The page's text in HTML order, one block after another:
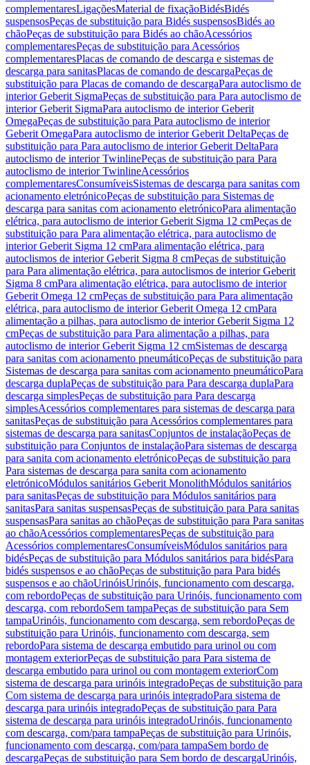
complementaresLigaçõesMaterial de fixaçãoBidésBidés
suspensosPeças de substituição para Bidés suspensosBidés ao
chãoPeças de substituição para Bidés ao chãoAcessórios
complementaresPeças de substituição para Acessórios
complementaresPlacas de comando de descarga e sistemas de
descarga para sanitasPlacas de comando de descargaPeças de
substituição para Placas de comando de descargaPara autoclismo de
interior Geberit SigmaPeças de substituição para Para autoclismo de
interior Geberit SigmaPara autoclismo de interior Geberit
OmegaPeças de substituição para Para autoclismo de interior
Geberit OmegaPara autoclismo de interior Geberit DeltaPeças de
substituição para Para autoclismo de interior Geberit DeltaPara
autoclismo de interior TwinlinePeças de substituição para Para
autoclismo de interior TwinlineAcessórios
complementaresConsumíveisSistemas de descarga para sanitas com
acionamento eletrónicoPeças de substituição para Sistemas de
descarga para sanitas com acionamento eletrónicoPara alimentação
elétrica, para autoclismo de interior Geberit Sigma 12 cmPeças de
substituição para Para alimentação elétrica, para autoclismo de
interior Geberit Sigma 12 cmPara alimentação elétrica, para
autoclismos de interior Geberit Sigma 8 cmPeças de substituição
para Para alimentação elétrica, para autoclismos de interior Geberit
Sigma 8 cmPara alimentação elétrica, para autoclismo de interior
Geberit Omega 12 cmPeças de substituição para Para alimentação
elétrica, para autoclismo de interior Geberit Omega 12 cmPara
alimentação a pilhas, para autoclismo de interior Geberit Sigma 12
cmPeças de substituição para Para alimentação a pilhas, para
autoclismo de interior Geberit Sigma 12 cmSistemas de descarga
para sanitas com acionamento pneumáticoPeças de substituição para
Sistemas de descarga para sanitas com acionamento pneumáticoPara
descarga duplaPeças de substituição para Para descarga duplaPara
descarga simplesPeças de substituição para Para descarga
simplesAcessórios complementares para sistemas de descarga para
sanitasPeças de substituição para Acessórios complementares para
sistemas de descarga para sanitasConjuntos de instalaçãoPeças de
substituição para Conjuntos de instalaçãoPara sistemas de descarga
para sanita com acionamento eletrónicoPeças de substituição para
Para sistemas de descarga para sanita com acionamento
eletrónicoMódulos sanitários Geberit MonolithMódulos sanitários
para sanitasPeças de substituição para Módulos sanitários para
sanitasPara sanitas suspensasPeças de substituição para Para sanitas
suspensasPara sanitas ao chãoPeças de substituição para Para sanitas
ao chãoAcessórios complementaresPeças de substituição para
Acessórios complementaresConsumíveisMódulos sanitários para
bidésPeças de substituição para Módulos sanitários para bidésPara
bidés suspensos e ao chãoPeças de substituição para Para bidés
suspensos e ao chãoUrinóisUrinóis, funcionamento com descarga,
com rebordoPeças de substituição para Urinóis, funcionamento com
descarga, com rebordoSem tampaPeças de substituição para Sem
tampaUrinóis, funcionamento com descarga, sem rebordoPeças de
substituição para Urinóis, funcionamento com descarga, sem
rebordoPara sistema de descarga embutido para urinol ou com
montagem exteriorPeças de substituição para Para sistema de
descarga embutido para urinol ou com montagem exteriorCom
sistema de descarga para urinóis integradoPeças de substituição para
Com sistema de descarga para urinóis integradoPara sistema de
descarga para urinóis integradoPeças de substituição para Para
sistema de descarga para urinóis integradoUrinóis, funcionamento
com descarga, com/para tampaPeças de substituição para Urinóis,
funcionamento com descarga, com/para tampaSem bordo de
descargaPeças de substituição para Sem bordo de descargaUrinóis,